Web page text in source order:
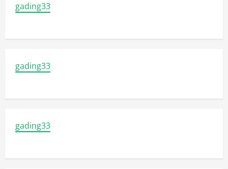
gading33
gading33
gading33